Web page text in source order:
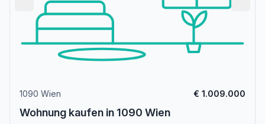
1090 Wien € 1.009.000
Wohnung kaufen in 1090 Wien